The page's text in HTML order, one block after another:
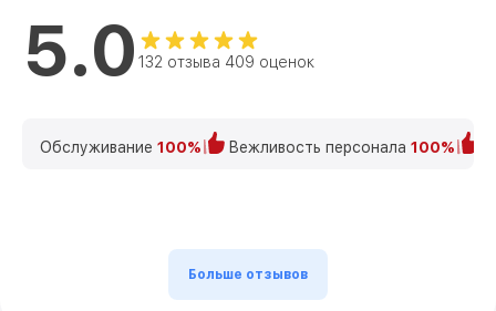
5.0 132 отзыва 409 оценок
Обслуживание 100% Вежливость персонала 100%
Больше отзывов